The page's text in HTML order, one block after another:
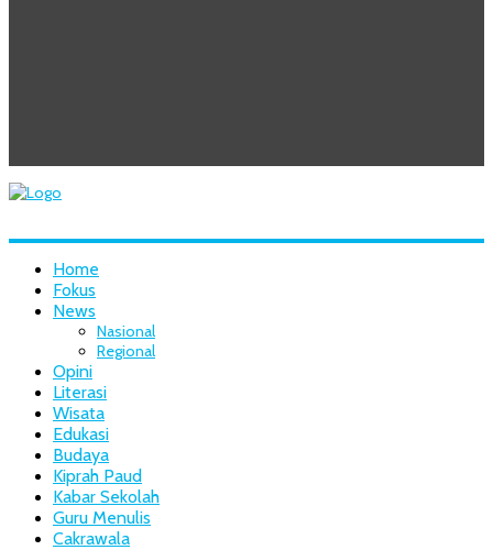
Home
Fokus
News
Nasional
Regional
Opini
Literasi
Wisata
Edukasi
Budaya
Kiprah Paud
Kabar Sekolah
Guru Menulis
Cakrawala